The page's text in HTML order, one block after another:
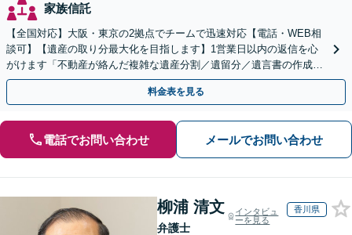
家族信託
【全国対応】大阪・東京の2拠点でチームで迅速対応【電話・WEB相
談可】【遺産の取り分最大化を目指します】1営業日以内の返信を心
がけます「不動産が絡んだ複雑な遺産分割／遺留分／遺言書の作成・
執行／事業承継など、お任せください」【休日相談あり】
料金表を見る
電話でお問い合わせ メールでお問い合わせ
柳浦 清文
弁護士
インタビュ
ーを見る
香川県